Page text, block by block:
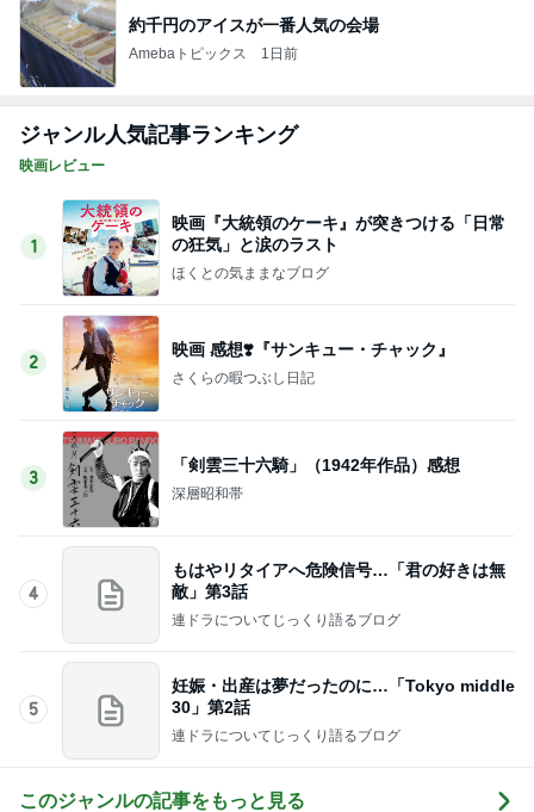
約千円のアイスが一番人気の会場
Amebaトピックス 1日前
ジャンル人気記事ランキング
映画レビュー
1
映画『大統領のケーキ』が突きつける「日常
の狂気」と涙のラスト
ほくとの気ままなブログ
2
映画 感想❣️『サンキュー・チャック』
さくらの暇つぶし日記
3
「剣雲三十六騎」（1942年作品）感想
深層昭和帯
4
もはやリタイアへ危険信号…「君の好きは無
敵」第3話
連ドラについてじっくり語るブログ
5
妊娠・出産は夢だったのに…「Tokyo middle
30」第2話
連ドラについてじっくり語るブログ
このジャンルの記事をもっと見る